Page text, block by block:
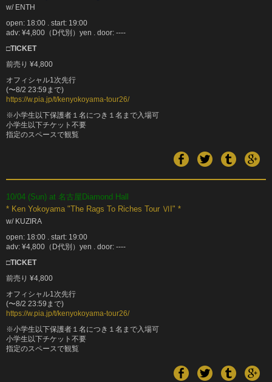
w/ ENTH
open: 18:00 . start: 19:00
adv: ¥4,800（D代別）yen . door: ----
□TICKET
前売り ¥4,800
オフィシャル1次先行
(〜8/2 23:59まで)
https://w.pia.jp/t/kenyokoyama-tour26/
※小学生以下保護者１名につき１名まで入場可
小学生以下チケット不要
指定のスペースで観覧
10/04 (Sun) at 名古屋Diamond Hall
* Ken Yokoyama "The Rags To Riches Tour ⅥI" *
w/ KUZIRA
open: 18:00 . start: 19:00
adv: ¥4,800（D代別）yen . door: ----
□TICKET
前売り ¥4,800
オフィシャル1次先行
(〜8/2 23:59まで)
https://w.pia.jp/t/kenyokoyama-tour26/
※小学生以下保護者１名につき１名まで入場可
小学生以下チケット不要
指定のスペースで観覧